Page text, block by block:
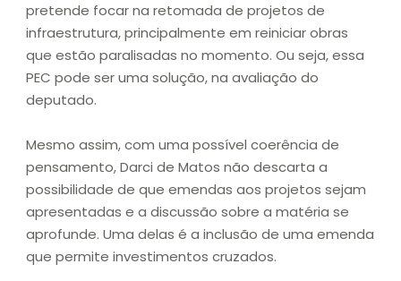
pretende focar na retomada de projetos de
infraestrutura, principalmente em reiniciar obras
que estão paralisadas no momento. Ou seja, essa
PEC pode ser uma solução, na avaliação do
deputado.
Mesmo assim, com uma possível coerência de
pensamento, Darci de Matos não descarta a
possibilidade de que emendas aos projetos sejam
apresentadas e a discussão sobre a matéria se
aprofunde. Uma delas é a inclusão de uma emenda
que permite investimentos cruzados.